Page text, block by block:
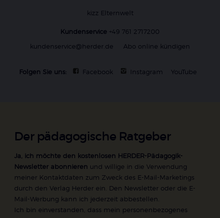
kizz Elternwelt
Kundenservice +49 761 2717200
kundenservice@herder.de
Abo online kündigen
Folgen Sie uns: Facebook Instagram YouTube
Der pädagogische Ratgeber
Ja, ich möchte den kostenlosen HERDER-Pädagogik-
Newsletter abonnieren und willige in die Verwendung
meiner Kontaktdaten zum Zweck des E-Mail-Marketings
durch den Verlag Herder ein. Den Newsletter oder die E-
Mail-Werbung kann ich jederzeit abbestellen.
Ich bin einverstanden, dass mein personenbezogenes